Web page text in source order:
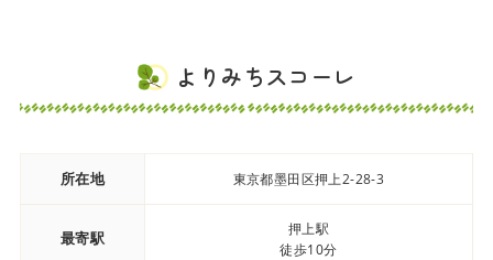
よりみちスコーレ
所在地 東京都墨田区押上2-28-3
最寄駅
押上駅
徒歩10分